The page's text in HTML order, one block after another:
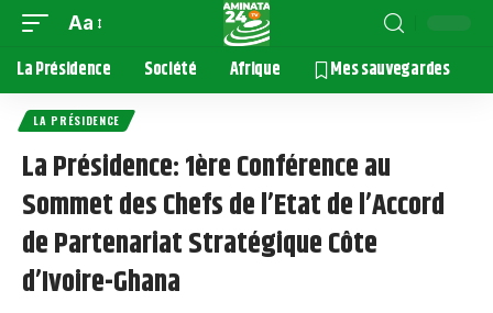
Aa
La Présidence Société Afrique Mes sauvegardes
LA PRÉSIDENCE
La Présidence: 1ère Conférence au
Sommet des Chefs de l’Etat de l’Accord
de Partenariat Stratégique Côte
d’Ivoire-Ghana